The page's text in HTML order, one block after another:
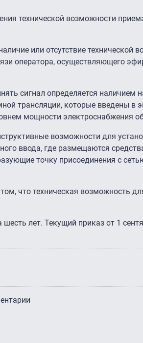
технической возможности
или отсутствие технической
оператора, осуществляющего
сигнал определяется наличием
трансляции, которые введены в
мощности электроснабжения
возможности для
ввода, где размещаются
точку присоединения с
что техническая возможность
лет. Текущий приказ от 1